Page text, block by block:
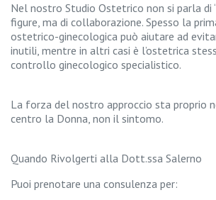
Nel nostro Studio Ostetrico non si parla di
figure, ma di collaborazione. Spesso la
ostetrico-ginecologica può aiutare ad
inutili, mentre in altri casi è l’ostetrica
controllo ginecologico specialistico.
La forza del nostro approccio sta proprio
centro la Donna, non il sintomo.
Quando Rivolgerti alla Dott.ssa Salerno
Puoi prenotare una consulenza per: